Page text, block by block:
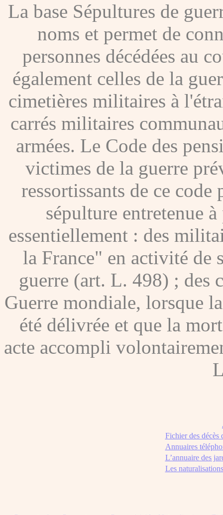
La base Sépultures de
noms et permet de
personnes décédées au
également celles de la
cimetières militaires à
carrés militaires
armées. Le Code des
victimes de la guerre
ressortissants de ce code
sépulture entretenue
essentiellement : des
la France" en activité de
guerre (art. L. 498) ; des
Guerre mondiale, lorsque
été délivrée et que la
acte accompli
Fichier des décès
Annuaires
L’annuaire des
Les